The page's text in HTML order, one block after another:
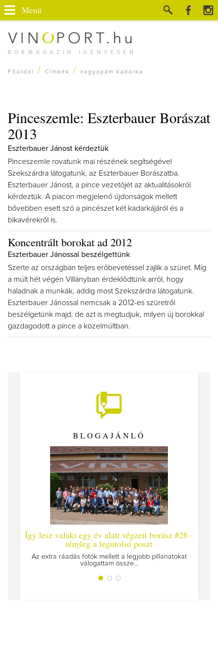
BORMAGAZIN IGÉNYESEN
Menü
Főoldal / Címkék / nagyapám kadarka
Pinceszemle: Eszterbauer Borászat
2013
Eszterbauer Jánost kérdeztük
Pinceszemle rovatunk mai részének segítségével
Szekszárdra látogatunk, az Eszterbauer Borászatba.
Eszterbauer Jánost, a pince vezetőjét az aktualitásokról
kérdeztük. A piacon megjelenő újdonságok mellett
bővebben esett szó a pincészet két kadarkájáról és a
bikavérekről is.
Koncentrált borokat ad 2012
Eszterbauer Jánossal beszélgettünk
Szerte az országban teljes erőbevetéssel zajlik a szüret. Míg
a múlt hét végén Villányban érdeklődtünk arról, hogy
haladnak a munkák, addig most Szekszárdra látogatunk.
Eszterbauer Jánossal nemcsak a 2012-es szüretről
beszélgetünk majd, de azt is megtudjuk, milyen új borokkal
gazdagodott a pince a közelmúltban.
BLOGAJÁNLÓ
Így lesz valaki egy év alatt végzett borász #26 -
tényleg a legutolsó poszt
Az extra ráadás fotók mellett a legjobb pillanatokat
válogattam össze...